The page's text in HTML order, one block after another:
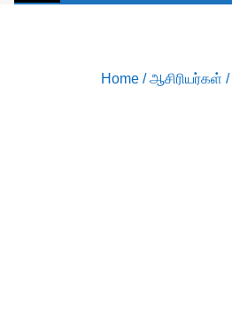
Home /ஆசிரியர்கள் /